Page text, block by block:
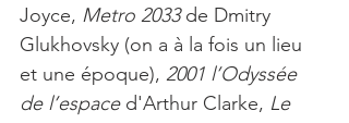
Joyce, Metro 2033 de Dmitry
Glukhovsky (on a à la fois un lieu
et une époque), 2001 l’Odyssée
de l’espace d'Arthur Clarke, Le